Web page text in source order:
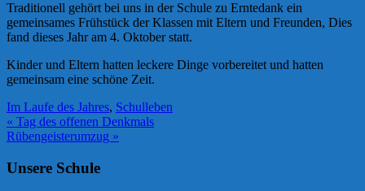
Traditionell gehört bei uns in der Schule zu Erntedank ein
gemeinsames Frühstück der Klassen mit Eltern und Freunden, Dies
fand dieses Jahr am 4. Oktober statt.
Kinder und Eltern hatten leckere Dinge vorbereitet und hatten
gemeinsam eine schöne Zeit.
Im Laufe des Jahres, Schulleben
Beitragsnavigation
« Tag des offenen Denkmals
Rübengeisterumzug »
Unsere Schule